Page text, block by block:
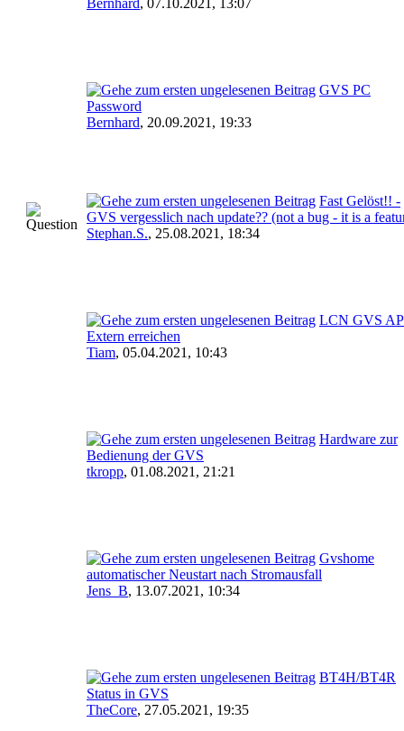
GVS PC
Password
Bernhard, 20.09.2021, 19:33
Fast Gelöst!! -
GVS vergesslich nach update?? (not a bug - it is a
Stephan.S., 25.08.2021, 18:34
LCN GVS
Extern erreichen
Tiam, 05.04.2021, 10:43
Hardware zur
Bedienung der GVS
tkropp, 01.08.2021, 21:21
Gvshome
automatischer Neustart nach Stromausfall
Jens_B, 13.07.2021, 10:34
BT4H/BT4R
Status in GVS
TheCore, 27.05.2021, 19:35